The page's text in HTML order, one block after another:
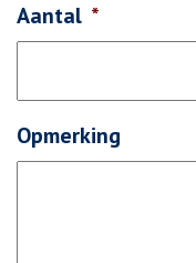
Aantal *
Opmerking